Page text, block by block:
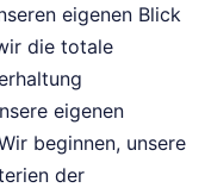
eigenen Blick
die totale
eigenen
beginnen, unsere
der